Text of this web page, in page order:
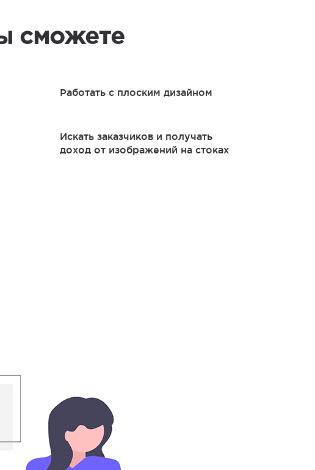
сможете
Работать с плоским дизайном
Искать заказчиков и получать
доход от изображений на стоках